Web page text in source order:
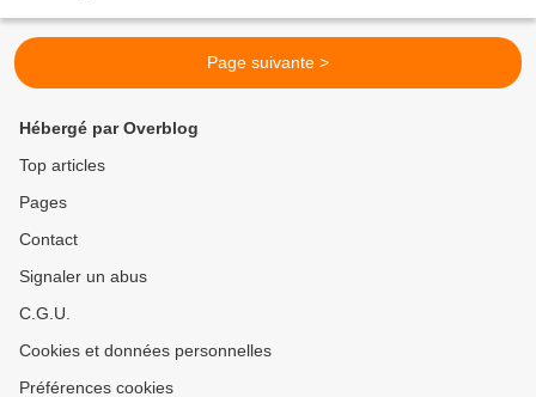
Page suivante >
Hébergé par Overblog
Top articles
Pages
Contact
Signaler un abus
C.G.U.
Cookies et données personnelles
Préférences cookies